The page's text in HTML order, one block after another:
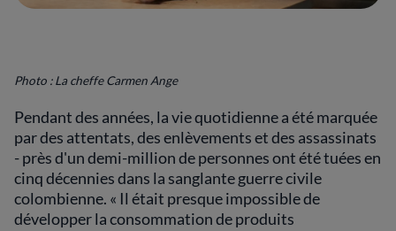
Photo : La cheffe Carmen Ange
Pendant des années, la vie quotidienne a été marquée
par des attentats, des enlèvements et des assassinats
- près d'un demi-million de personnes ont été tuées en
cinq décennies dans la sanglante guerre civile
colombienne. « Il était presque impossible de
développer la consommation de produits